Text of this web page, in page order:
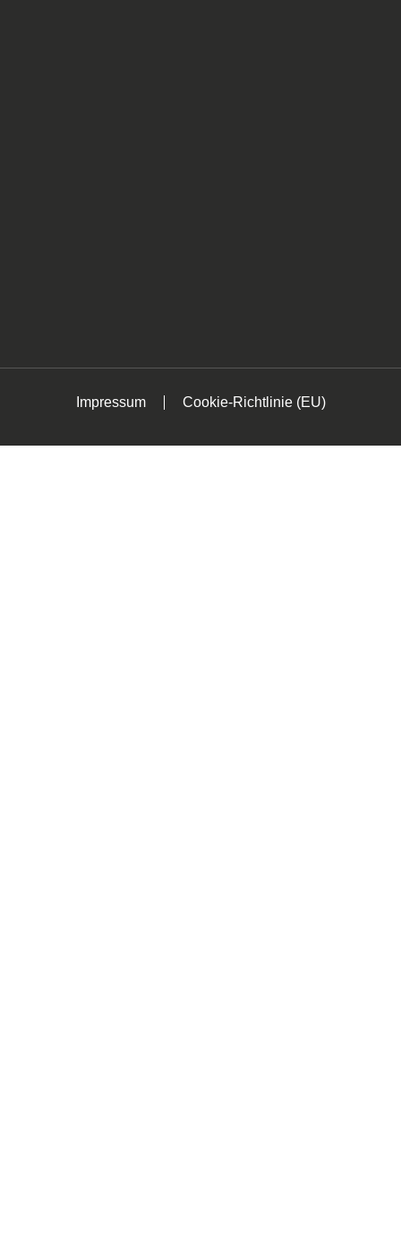
Impressum Cookie-Richtlinie (EU)